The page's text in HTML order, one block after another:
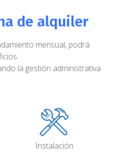
de alquiler
mensual, podrá
la gestión administrativa
Instalación